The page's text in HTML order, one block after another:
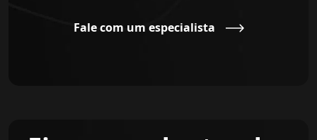
Fale com um especialista